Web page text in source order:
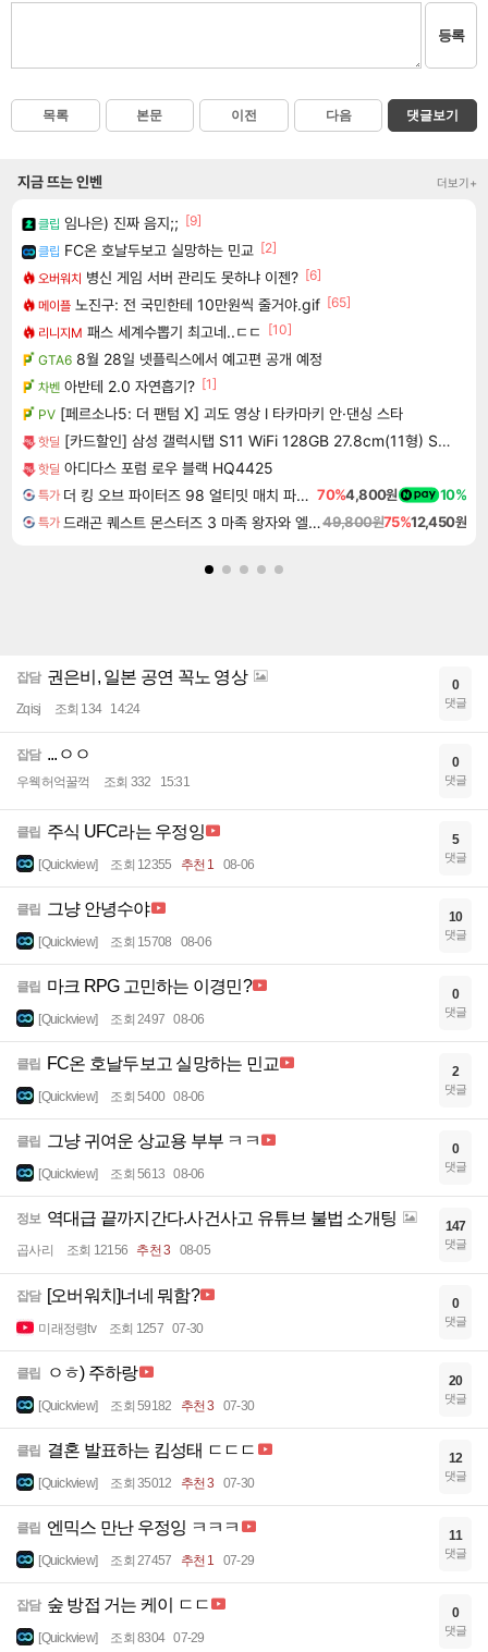
등록
목록 본문 이전 다음 댓글보기
지금 뜨는 인벤 더보기+
클립 임나은) 진짜 음지;; [9]
클립 FC온 호날두보고 실망하는 민교 [2]
오버워치 병신 게임 서버 관리도 못하냐 이젠? [6]
메이플 노진구: 전 국민한테 10만원씩 줄거야.gif [65]
리니지M 패스 세계수뽑기 최고네..ㄷㄷ
[10]
GTA6 8월 28일 넷플릭스에서 예고편 공개 예정
차벤 아반테 2.0 자연흡기? [1]
PV [페르소나5: 더 팬텀 X] 괴도 영상 l 타카마키 안·댄싱 스타
핫딜 [카드할인] 삼성 갤럭시탭 S11 WiFi 128GB 27.8cm(11형) S펜포함 태블릿PC
핫딜 아디다스 포럼 로우 블랙 HQ4425
특가 더 킹 오브 파이터즈 98 얼티밋 매치 파이널 에디션 THE KING OF FIGHTERS 98 ULTIMATE MATCH FINAL EDITION 70%4,800원 10%
특가 드래곤 퀘스트 몬스터즈 3 마족 왕자와 엘프의 여행 Dragon Quest Monsters The Dark Prince49,800원75%12,450원
잡담 권은비, 일본 공연 꼭노 영상
Zqisj 조회 134 14:24
0
댓글
잡담 ...ㅇㅇ
우웩허억꿀꺽 조회 332 15:31
0
댓글
클립 주식 UFC라는 우정잉
[Quickview] 조회 12355 추천 1 08-06
5
댓글
클립 그냥 안녕수야
[Quickview] 조회 15708 08-06
10
댓글
클립 마크 RPG 고민하는 이경민?
[Quickview] 조회 2497 08-06
0
댓글
클립 FC온 호날두보고 실망하는 민교
[Quickview] 조회 5400 08-06
2
댓글
클립 그냥 귀여운 상교용 부부 ㅋㅋ
[Quickview] 조회 5613 08-06
0
댓글
정보 역대급 끝까지간다.사건사고 유튜브 불법 소개팅
곱사리 조회 12156 추천 3 08-05
147
댓글
잡담 [오버워치]너네 뭐함?
미래정령tv 조회 1257 07-30
0
댓글
클립 ㅇㅎ) 주하랑
[Quickview] 조회 59182 추천 3 07-30
20
댓글
클립 결혼 발표하는 킴성태 ㄷㄷㄷ
[Quickview] 조회 35012 추천 3 07-30
12
댓글
클립 엔믹스 만난 우정잉 ㅋㅋㅋ
[Quickview] 조회 27457 추천 1 07-29
11
댓글
잡담 숲 방접 거는 케이 ㄷㄷ
[Quickview] 조회 8304 07-29
0
댓글